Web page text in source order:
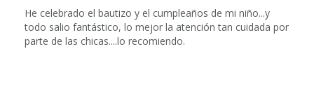
He celebrado el bautizo y el cumpleaños de mi niño...y
todo salio fantástico, lo mejor la atención tan cuidada por
parte de las chicas....lo recomiendo.